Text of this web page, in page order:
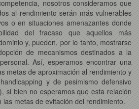
nosotros consideramos que
al rendimiento serán más vulnerables
o en situaciones amenazantes donde
del fracaso que aquellos más
y, pueden, por lo tanto, mostrarse
de mecanismos destinados a la
Así, esperamos encontrar una
metas de aproximación al rendimiento y
y de pesimismo defensivo
si bien no esperamos que esta relación
metas de evitación del rendimiento.